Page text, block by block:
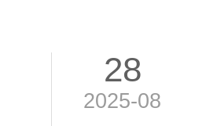
28
2025-08